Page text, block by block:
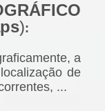
):
a
de
...